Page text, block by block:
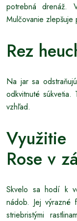
potrebná drenáž.
Mulčovanie zlepšuje
Rez
Na jar sa
odkvitnuté súkvetia.
vzhľad.
Rose v
Skvelo sa hodí k
nádob. Jej výrazné
striebristými